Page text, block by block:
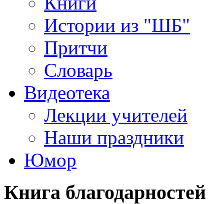
Истории из "ШБ"
Притчи
Словарь
Видеотека
Лекции учителей
Наши праздники
Юмор
Книга благодарностей